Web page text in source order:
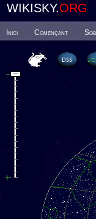
WIKISKY.ORG
Inici Començant